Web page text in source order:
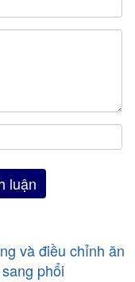
và điều chỉnh ăn
phổi